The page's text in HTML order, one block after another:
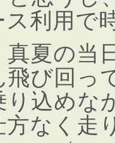
利用で
夏の当
飛び回っ
り込めな
方なく走